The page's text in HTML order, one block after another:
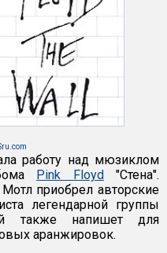
работу над мюзиклом
Pink Floyd"Стена".
приобрел авторские
легендарной группы
также напишет для
аранжировок.